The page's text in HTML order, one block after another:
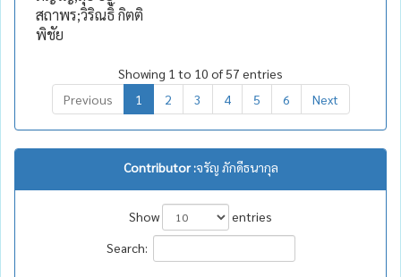
สถาพร;วิริณธิ์ กิตติ
พิชัย
Showing 1 to 10 of 57 entries
Previous
1 2 3 4 5 6 Next
Contributor :จรัญ ภักดีธนากุล
Show
entries
Search: